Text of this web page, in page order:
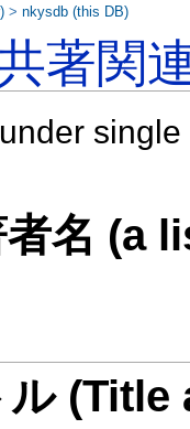
著関
者名 (a
ル
>nkysdb (this DB)